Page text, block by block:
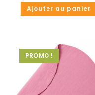
Ajouter au panier
PROMO !